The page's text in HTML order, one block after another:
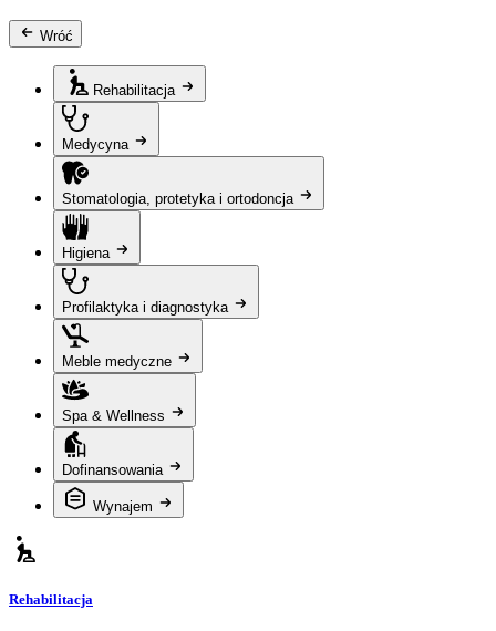
Wróć
Rehabilitacja
Medycyna
Stomatologia, protetyka i ortodoncja
Higiena
Profilaktyka i diagnostyka
Meble medyczne
Spa & Wellness
Dofinansowania
Wynajem
Rehabilitacja